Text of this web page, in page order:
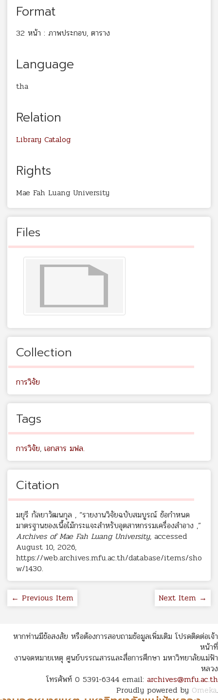
Format
32 หน้า : ภาพประกอบ, ตาราง
Language
tha
Relation
Library Catalog
Rights
Mae Fah Luang University
Files
Collection
การวิจัย
Tags
การวิจัย, เอกสาร มฟล.
Citation
มยุรี กัลยาวัฒนกุล , “รายงานวิจัยฉบับสมบูรณ์ ข้อกำหนด
มาตรฐานของเนื้อไม้กระแจะสำหรับอุตสาหกรรมเครื่องสำอาง ,”
Archives of Mae Fah Luang University, accessed
August 10, 2026,
https://web.archives.mfu.ac.th/database/items/sho
w/1430.
← Previous Item Next Item →
หากท่านมีข้อสงสัย หรือต้องการสอบถามข้อมูลเพิ่มเติม โปรดติดต่อเจ้า
หน้าที่
งานจดหมายเหตุ ศูนย์บรรณสารและสื่อการศึกษา มหาวิทยาลัยแม่ฟ้า
หลวง
โทรศัพท์ 0 5391-6344 email: archives@mfu.ac.th
Proudly powered by Omeka.